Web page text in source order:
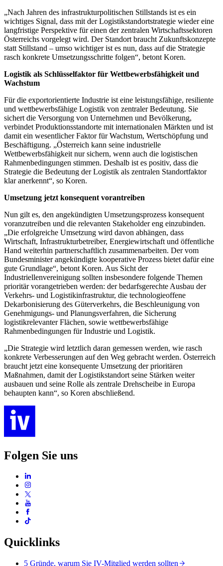
„Nach Jahren des infrastrukturpolitischen Stillstands ist es ein
wichtiges Signal, dass mit der Logistikstandortstrategie wieder eine
langfristige Perspektive für einen der zentralen Wirtschaftssektoren
Österreichs vorgelegt wird. Der Standort braucht Zukunftskonzepte
statt Stillstand – umso wichtiger ist es nun, dass auf die Strategie
rasch konkrete Umsetzungsschritte folgen“, betont Koren.
Logistik als Schlüsselfaktor für Wettbewerbsfähigkeit und
Wachstum
Für die exportorientierte Industrie ist eine leistungsfähige, resiliente
und wettbewerbsfähige Logistik von zentraler Bedeutung. Sie
sichert die Versorgung von Unternehmen und Bevölkerung,
verbindet Produktionsstandorte mit internationalen Märkten und ist
damit ein wesentlicher Faktor für Wachstum, Wertschöpfung und
Beschäftigung. „Österreich kann seine industrielle
Wettbewerbsfähigkeit nur sichern, wenn auch die logistischen
Rahmenbedingungen stimmen. Deshalb ist es positiv, dass die
Strategie die Bedeutung der Logistik als zentralen Standortfaktor
klar anerkennt“, so Koren.
Umsetzung jetzt konsequent vorantreiben
Nun gilt es, den angekündigten Umsetzungsprozess konsequent
voranzutreiben und die relevanten Stakeholder eng einzubinden.
„Die erfolgreiche Umsetzung wird davon abhängen, dass
Wirtschaft, Infrastrukturbetreiber, Energiewirtschaft und öffentliche
Hand weiterhin partnerschaftlich zusammenarbeiten. Der vom
Bundesminister angekündigte kooperative Prozess bietet dafür eine
gute Grundlage“, betont Koren. Aus Sicht der
Industriellenvereinigung sollten insbesondere folgende Themen
prioritär vorangetrieben werden: der bedarfsgerechte Ausbau der
Verkehrs- und Logistikinfrastruktur, die technologieoffene
Dekarbonisierung des Güterverkehrs, die Beschleunigung von
Genehmigungs- und Planungsverfahren, die Sicherung
logistikrelevanter Flächen, sowie wettbewerbsfähige
Rahmenbedingungen für Industrie und Logistik.
„Die Strategie wird letztlich daran gemessen werden, wie rasch
konkrete Verbesserungen auf den Weg gebracht werden. Österreich
braucht jetzt eine konsequente Umsetzung der prioritären
Maßnahmen, damit der Logistikstandort seine Stärken weiter
ausbauen und seine Rolle als zentrale Drehscheibe in Europa
behaupten kann“, so Koren abschließend.
Folgen Sie uns
Quicklinks
5 Gründe, warum Sie IV-Mitglied werden sollten